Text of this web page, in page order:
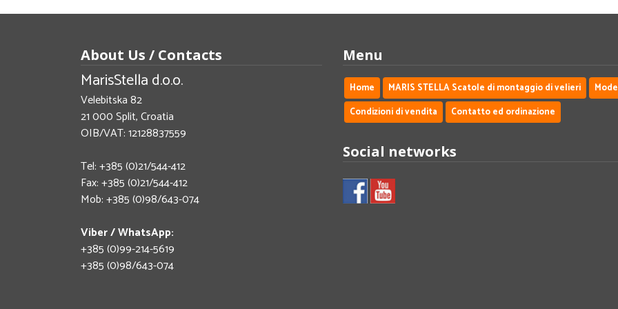
About Us / Contacts
MarisStella d.o.o.
Velebitska 82
21 000 Split, Croatia
OIB/VAT: 12128837559
Tel: +385 (0)21/544-412
Fax: +385 (0)21/544-412
Mob: +385 (0)98/643-074
Viber / WhatsApp:
+385 (0)99-214-5619
+385 (0)98/643-074
Menu
Home MARIS STELLA Scatole di montaggio di velieri
Condizioni di vendita
Contatto ed ordinazione
Social networks